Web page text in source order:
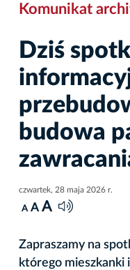
Komunikat
Dziś
budowa
czwartek, 28 maja 2026 r.
A A A
Zapraszamy na
którego mieszkanki